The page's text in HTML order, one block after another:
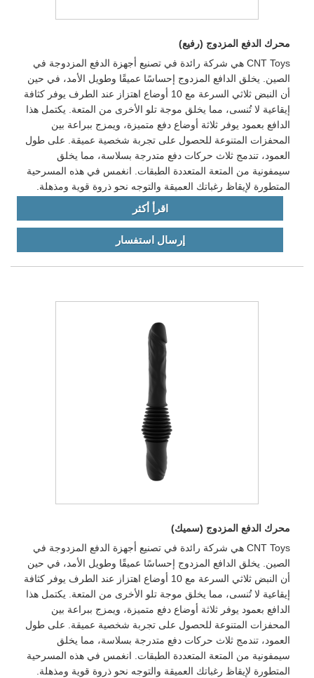
محرك الدفع المزدوج (رفيع)
CNT Toys هي شركة رائدة في تصنيع أجهزة الدفع المزدوجة في
الصين. يخلق الدافع المزدوج إحساسًا عميقًا وطويل الأمد، في حين
أن النبض ثلاثي السرعة مع 10 أوضاع اهتزاز عند الطرف يوفر كثافة
إيقاعية لا تُنسى، مما يخلق موجة تلو الأخرى من المتعة. يكتمل هذا
الدافع بعمود يوفر ثلاثة أوضاع دفع متميزة، ويمزج ببراعة بين
المحفزات المتنوعة للحصول على تجربة شخصية عميقة. على طول
العمود، تندمج ثلاث حركات دفع متدرجة بسلاسة، مما يخلق
سيمفونية من المتعة المتعددة الطبقات. انغمس في هذه المسرحية
المتطورة لإيقاظ رغباتك العميقة والتوجه نحو ذروة قوية ومذهلة.
اقرأ أكثر
إرسال استفسار
محرك الدفع المزدوج (سميك)
CNT Toys هي شركة رائدة في تصنيع أجهزة الدفع المزدوجة في
الصين. يخلق الدافع المزدوج إحساسًا عميقًا وطويل الأمد، في حين
أن النبض ثلاثي السرعة مع 10 أوضاع اهتزاز عند الطرف يوفر كثافة
إيقاعية لا تُنسى، مما يخلق موجة تلو الأخرى من المتعة. يكتمل هذا
الدافع بعمود يوفر ثلاثة أوضاع دفع متميزة، ويمزج ببراعة بين
المحفزات المتنوعة للحصول على تجربة شخصية عميقة. على طول
العمود، تندمج ثلاث حركات دفع متدرجة بسلاسة، مما يخلق
سيمفونية من المتعة المتعددة الطبقات. انغمس في هذه المسرحية
المتطورة لإيقاظ رغباتك العميقة والتوجه نحو ذروة قوية ومذهلة.